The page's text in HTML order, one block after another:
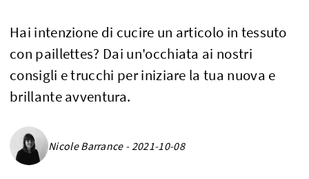
Hai intenzione di cucire un articolo in tessuto
con paillettes? Dai un'occhiata ai nostri
consigli e trucchi per iniziare la tua nuova e
brillante avventura.
Nicole Barrance - 2021-10-08